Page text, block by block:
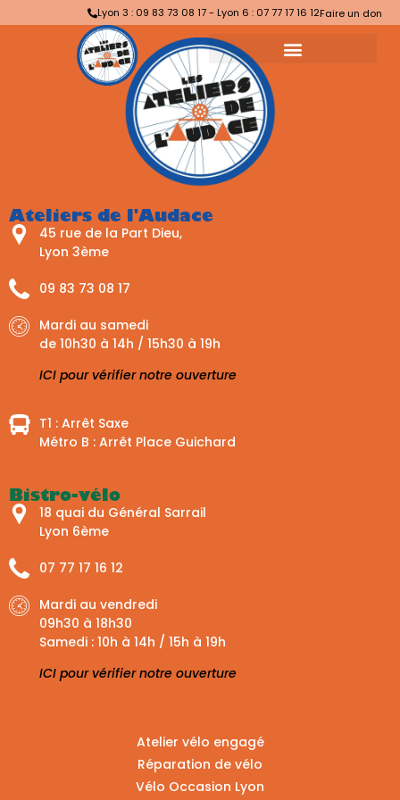
Lyon 3 : 09 83 73 08 17 - Lyon 6 : 07 77 17 16 12Faire un don
Ateliers de l'Audace
45 rue de la Part Dieu,
Lyon 3ème
09 83 73 08 17
Mardi au samedi
de 10h30 à 14h / 15h30 à 19h
ICI pour vérifier notre ouverture
T1 : Arrêt Saxe
Métro B : Arrêt Place Guichard
Bistro-vélo
18 quai du Général Sarrail
Lyon 6ème
07 77 17 16 12
Mardi au vendredi
09h30 à 18h30
Samedi : 10h à 14h / 15h à 19h
ICI pour vérifier notre ouverture
Atelier vélo engagé
Réparation de vélo
Vélo Occasion Lyon